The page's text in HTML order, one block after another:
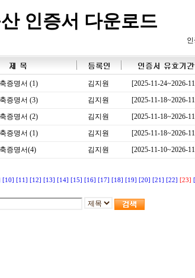
인증서 다운로드
증명서 (1) 김지원 [2025-11-24~2026-
증명서 (3) 김지원 [2025-11-18~2026-
증명서 (2) 김지원 [2025-11-18~2026-
증명서 (1) 김지원 [2025-11-18~2026-
증명서(4) 김지원 [2025-11-10~2026-
[10] [11] [12] [13] [14] [15] [16] [17] [18] [19] [20] [21] [22] [23]